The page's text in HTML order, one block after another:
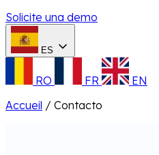
Solicite una demo
ES
RO FR
EN
Accueil / Contacto